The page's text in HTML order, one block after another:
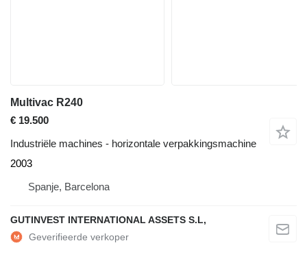
Multivac R240
€ 19.500
Industriële machines - horizontale verpakkingsmachine
2003
Spanje, Barcelona
GUTINVEST INTERNATIONAL ASSETS S.L,